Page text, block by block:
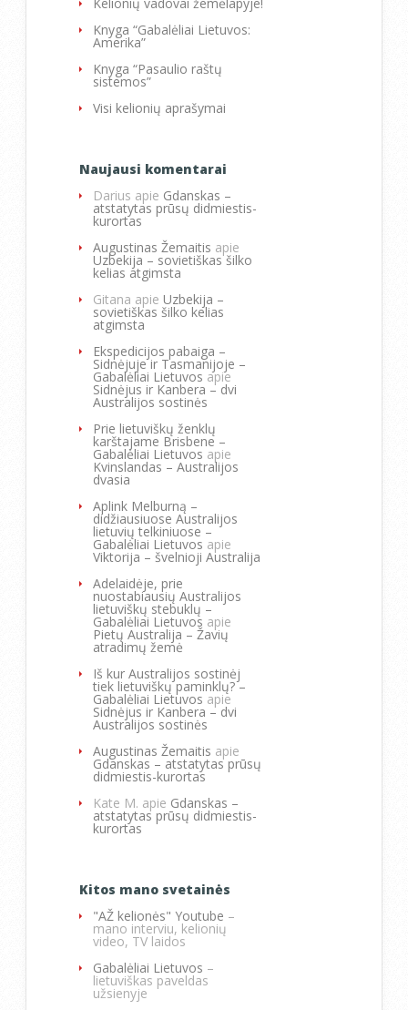
Kelionių vadovai žemėlapyje!
Knyga “Gabalėliai Lietuvos:
Amerika”
Knyga “Pasaulio raštų
sistemos”
Visi kelionių aprašymai
Naujausi komentarai
Darius apie Gdanskas –
atstatytas prūsų didmiestis-
kurortas
Augustinas Žemaitis apie
Uzbekija – sovietiškas šilko
kelias atgimsta
Gitana apie Uzbekija –
sovietiškas šilko kelias
atgimsta
Ekspedicijos pabaiga –
Sidnėjuje ir Tasmanijoje –
Gabalėliai Lietuvos apie
Sidnėjus ir Kanbera – dvi
Australijos sostinės
Prie lietuviškų ženklų
karštajame Brisbene –
Gabalėliai Lietuvos apie
Kvinslandas – Australijos
dvasia
Aplink Melburną –
didžiausiuose Australijos
lietuvių telkiniuose –
Gabalėliai Lietuvos apie
Viktorija – švelnioji Australija
Adelaidėje, prie
nuostabiausių Australijos
lietuviškų stebuklų –
Gabalėliai Lietuvos apie
Pietų Australija – Žavių
atradimų žemė
Iš kur Australijos sostinėj
tiek lietuviškų paminklų? –
Gabalėliai Lietuvos apie
Sidnėjus ir Kanbera – dvi
Australijos sostinės
Augustinas Žemaitis apie
Gdanskas – atstatytas prūsų
didmiestis-kurortas
Kate M. apie Gdanskas –
atstatytas prūsų didmiestis-
kurortas
Kitos mano svetainės
"AŽ kelionės" Youtube –
mano interviu, kelionių
video, TV laidos
Gabalėliai Lietuvos –
lietuviškas paveldas
užsienyje